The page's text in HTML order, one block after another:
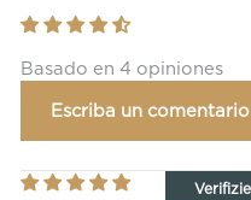
Basado en 4 opiniones
Escriba un comentario